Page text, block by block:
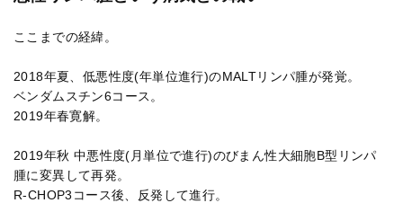
ここまでの経緯。
2018年夏、低悪性度(年単位進行)のMALTリンパ腫が発覚。
ベンダムスチン6コース。
2019年春寛解。
2019年秋 中悪性度(月単位で進行)のびまん性大細胞B型リンパ
腫に変異して再発。
R-CHOP3コース後、反発して進行。